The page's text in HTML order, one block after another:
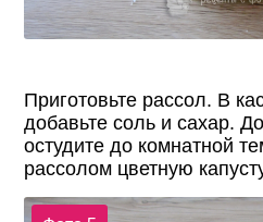
Приготовьте рассол. В
добавьте соль и сахар.
остудите до комнатной
рассолом цветную